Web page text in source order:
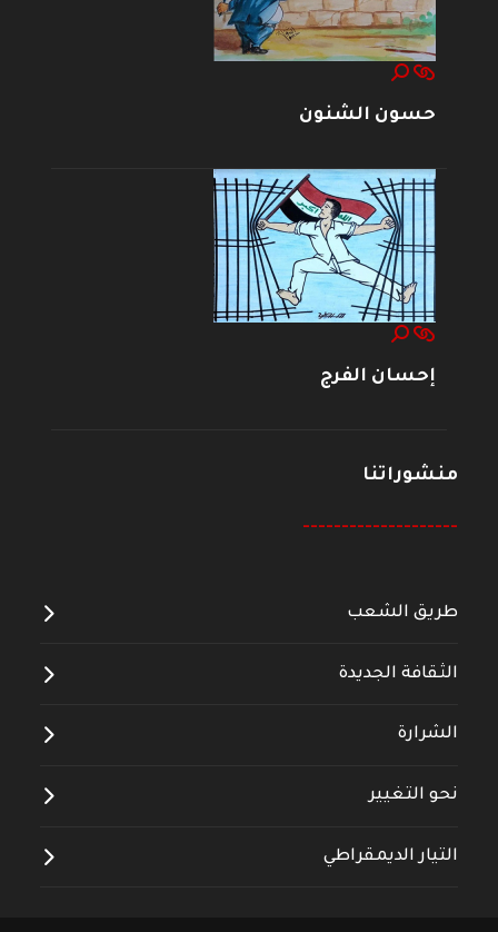
حسون الشنون
إحسان الفرج
منشوراتنا
--------------------
طريق الشعب
الثقافة الجديدة
الشرارة
نحو التغيير
التيار الديمقراطي